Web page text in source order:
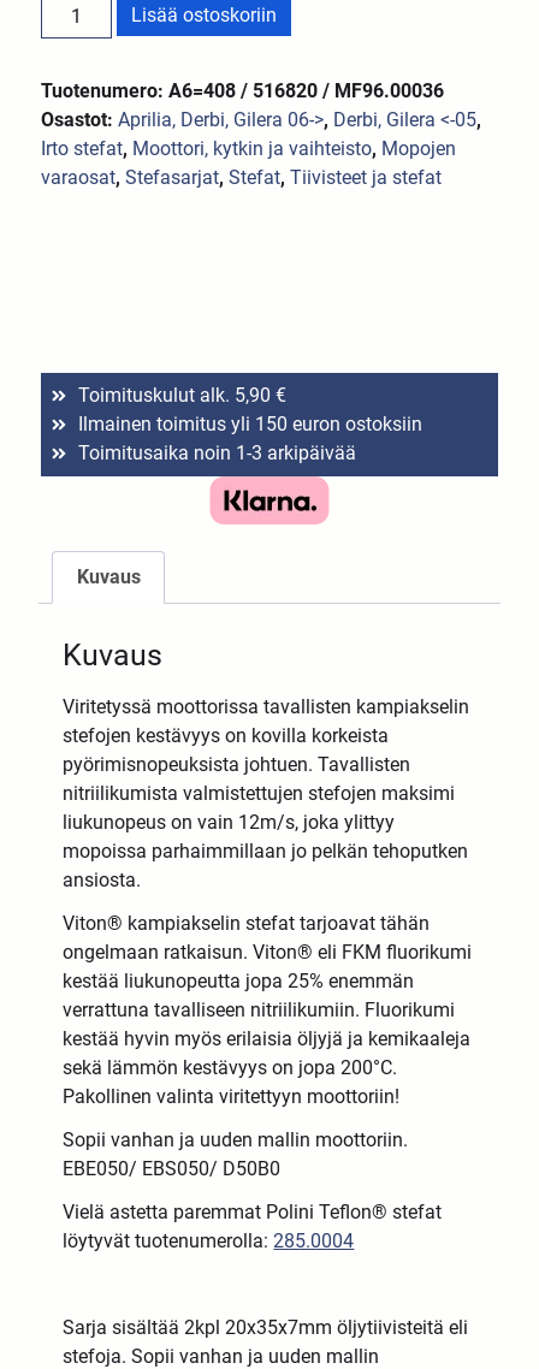
Lisää ostoskoriin
Tuotenumero: A6=408 / 516820 / MF96.00036
Osastot:Aprilia, Derbi, Gilera 06->, Derbi, Gilera <-05,
Irto stefat, Moottori, kytkin ja vaihteisto, Mopojen
varaosat,Stefasarjat,Stefat,Tiivisteet ja stefat
Toimituskulut alk. 5,90 €
Ilmainen toimitus yli 150 euron ostoksiin
Toimitusaika noin 1-3 arkipäivää
Kuvaus
Kuvaus
Viritetyssä moottorissa tavallisten kampiakselin
stefojen kestävyys on kovilla korkeista
pyörimisnopeuksista johtuen. Tavallisten
nitriilikumista valmistettujen stefojen maksimi
liukunopeus on vain 12m/s, joka ylittyy
mopoissa parhaimmillaan jo pelkän tehoputken
ansiosta.
Viton® kampiakselin stefat tarjoavat tähän
ongelmaan ratkaisun. Viton® eli FKM fluorikumi
kestää liukunopeutta jopa 25% enemmän
verrattuna tavalliseen nitriilikumiin. Fluorikumi
kestää hyvin myös erilaisia öljyjä ja kemikaaleja
sekä lämmön kestävyys on jopa 200°C.
Pakollinen valinta viritettyyn moottoriin!
Sopii vanhan ja uuden mallin moottoriin.
EBE050/ EBS050/ D50B0
Vielä astetta paremmat Polini Teflon® stefat
löytyvät tuotenumerolla:285.0004
Sarja sisältää 2kpl 20x35x7mm öljytiivisteitä eli
stefoja.Sopii vanhan ja uuden mallin